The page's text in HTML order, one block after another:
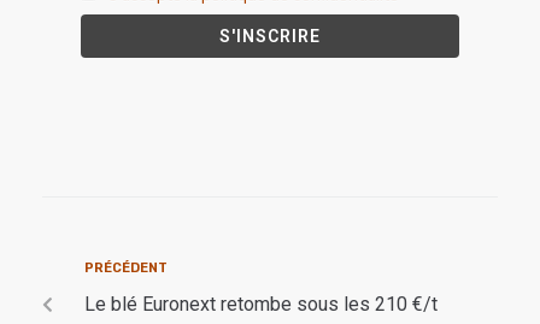
PRÉCÉDENT
Le blé Euronext retombe sous les 210 €/t